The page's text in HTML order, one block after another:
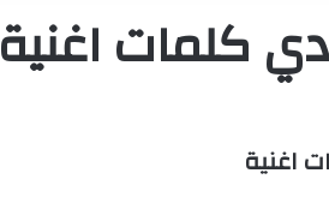
كلمات اغنية
اغنية